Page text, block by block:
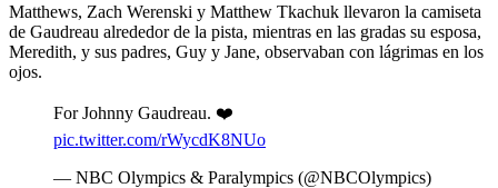
Matthews, Zach Werenski y Matthew Tkachuk llevaron la camiseta
de Gaudreau alrededor de la pista, mientras en las gradas su esposa,
Meredith, y sus padres, Guy y Jane, observaban con lágrimas en los
ojos.
For Johnny Gaudreau. ❤️
pic.twitter.com/rWycdK8NUo
— NBC Olympics & Paralympics (@NBCOlympics)